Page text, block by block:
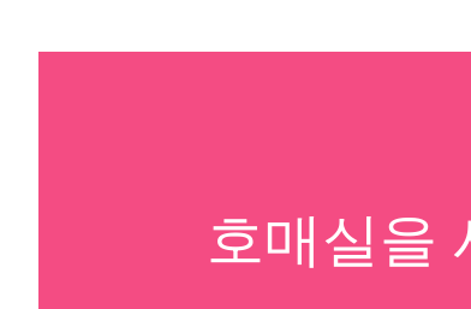
호매실을